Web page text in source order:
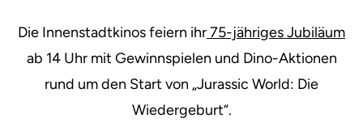
Die Innenstadtkinos feiern ihr75-jähriges Jubiläum
ab 14 Uhr mit Gewinnspielen und Dino-Aktionen
rund um den Start von „Jurassic World: Die
Wiedergeburt“.